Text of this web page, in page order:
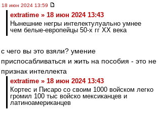
18 июн 2024 13:59
extratime » 18 июн 2024 13:43
Нынешние негры интелектулуально умнее
чем белые-европейцы 50-х гг ХХ века
с чего вы это взяли? умение
приспосабливаться и жить на пособия - это не
признак интеллекта
extratime » 18 июн 2024 13:43
Кортес и Писаро со своим 1000 войском легко
громил 100 тыс войско мексиканцев и
латиноамериканцев